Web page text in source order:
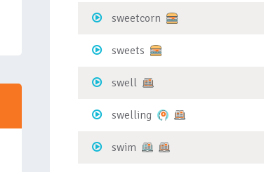
sweetcorn
sweets
swell
swelling
swim